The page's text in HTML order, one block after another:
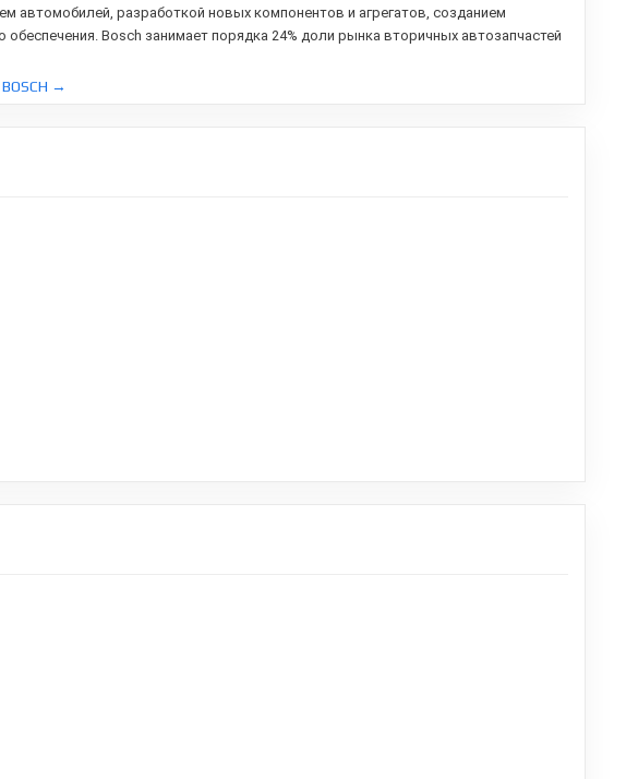
автомобилей, разработкой новых компонентов и агрегатов, созданием
обеспечения. Bosch занимает порядка 24% доли рынка вторичных автозапчастей
→